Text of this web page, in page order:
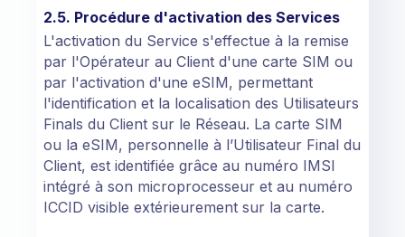
2.5. Procédure d'activation des Services
L'activation du Service s'effectue à la remise
par l'Opérateur au Client d'une carte SIM ou
par l'activation d'une eSIM, permettant
l'identification et la localisation des Utilisateurs
Finals du Client sur le Réseau. La carte SIM
ou la eSIM, personnelle à l’Utilisateur Final du
Client, est identifiée grâce au numéro IMSI
intégré à son microprocesseur et au numéro
ICCID visible extérieurement sur la carte.